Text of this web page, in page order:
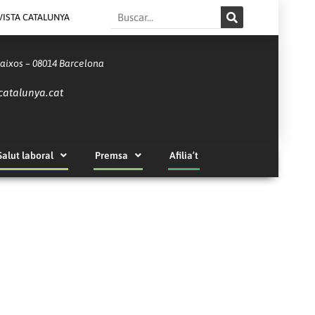
CATALUNYA Search
– 08014 Barcelona
laboral Premsa Afilia’t